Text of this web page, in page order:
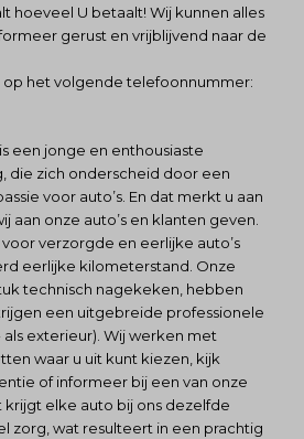
hoeveel U betaalt! Wij kunnen alles
gerust en vrijblijvend naar de
op het volgende telefoonnummer:
een jonge en enthousiaste
die zich onderscheid door een
voor auto’s. En dat merkt u aan
aan onze auto’s en klanten geven.
verzorgde en eerlijke auto’s
eerlijke kilometerstand. Onze
technisch nagekeken, hebben
een uitgebreide professionele
exterieur). Wij werken met
waar u uit kunt kiezen, kijk
of informeer bij een van onze
krijgt elke auto bij ons dezelfde
zorg, wat resulteert in een prachtig